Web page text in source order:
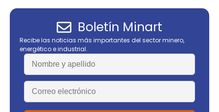
Boletín Minart
Recibe las noticias más importantes del sector minero,
energético e industrial.